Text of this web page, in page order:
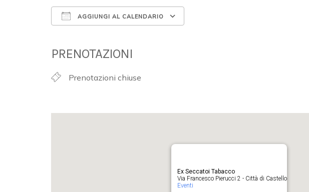
AGGIUNGI AL CALENDARIO
PRENOTAZIONI
Prenotazioni chiuse
Ex Seccatoi Tabacco
Via Francesco Pierucci 2 - Città di Castello
Eventi